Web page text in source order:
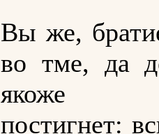
Вы же,
во тме, да
якоже
постигнет: